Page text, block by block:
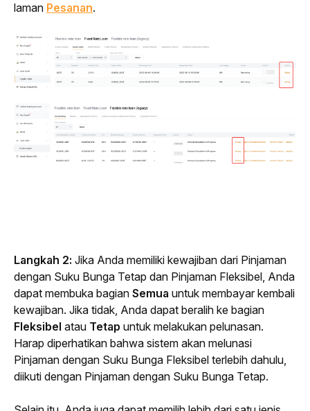
laman Pesanan.
Langkah 2: Jika Anda memiliki kewajiban dari Pinjaman
dengan Suku Bunga Tetap dan Pinjaman Fleksibel, Anda
dapat membuka bagian Semua untuk membayar kembali
Fleksibel atau Tetap untuk melakukan pelunasan.
Harap diperhatikan bahwa sistem akan melunasi
Pinjaman dengan Suku Bunga Fleksibel terlebih dahulu,
diikuti dengan Pinjaman dengan Suku Bunga Tetap.